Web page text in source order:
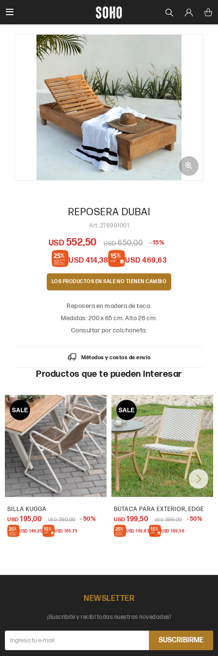

REPOSERA DUBAI
276991001
USD 552,50 USD650,00 15
USD 414,38 USD 469,63
LOS PRODUCTOS EN SALE
Reposera en madera de teca.
Medidas: 200 x 65 cm. Alto 28 cm.
Consultar por colchoneta.
Métodos y costos de envío
Productos que te pueden interesar
SILLA KUGGA
USD 195,00 USD 390,00 50
USD 146,25 USD 165,75
BUTACA PARA EXTERIOR, EDGE
USD 199,50 USD 399,00 50
USD 149,63 USD 169,58
NEWSLETTER
¡Suscribite y recibí todas nuestras novedades!
SUSCRIBIRME